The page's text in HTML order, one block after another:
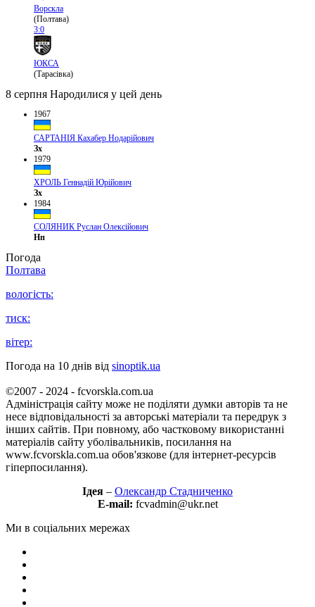
Ворскла
(Полтава)
3:0
ЮКСА
(Тарасівка)
8 серпня Народилися у цей день
1967
САРТАНІЯ Кахабер Нодарійович
Зх
1979
ХРОЛЬ Геннадій Юрійович
Зх
1984
СОЛЯНИК Руслан Олексійович
Нп
Погода
Полтава
вологість:
тиск:
вітер:
Погода на 10 днів від sinoptik.ua
©2007 - 2024 - fcvorskla.com.ua
Адміністрація сайту може не поділяти думки авторів та не
несе відповідальності за авторські матеріали та передрук з
інших сайтів. При повному, або частковому використанні
матеріалів сайту уболівальників, посилання на
www.fcvorskla.com.ua обов'язкове (для інтернет-ресурсів
гіперпосилання).
Ідея – Олександр Стадниченко
E-mail: fcvadmin@ukr.net
Ми в соціальних мережах